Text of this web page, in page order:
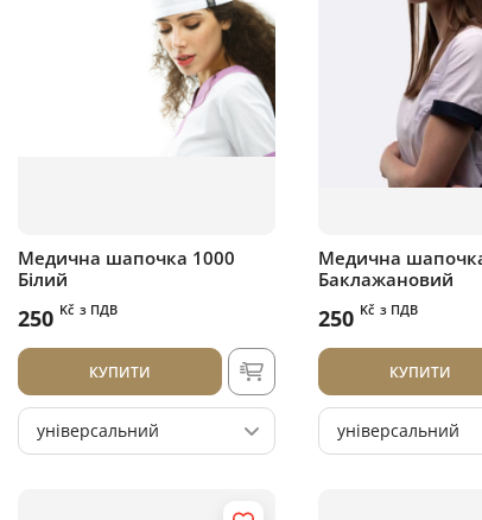
Медична шапочка 1000
Білий
250 Kč з ПДВ
КУПИТИ
універсальний
Медична
Баклажановий
250 Kč з ПДВ
КУПИТИ
універсальний